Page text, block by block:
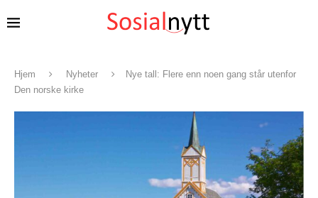
Hjem Nyheter
Nye tall: Flere enn noen gang står utenfor
Den norske kirke